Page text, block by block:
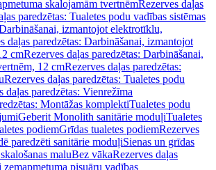
skalojamām tvertnēmRezerves daļas
paredzētas: Tualetes podu vadības sistēmas
izmantojot elektrotīklu,
daļas paredzētas: Darbināšanai, izmantojot
cmRezerves daļas paredzētas: Darbināšanai,
12 cmRezerves daļas paredzētas:
Rezerves daļas paredzētas: Tualetes podu
daļas paredzētas: Vienrežīma
Montāžas komplektiTualetes podu
Geberit Monolith sanitārie moduļiTualetes
podiemGrīdas tualetes podiemRezerves
paredzēti sanitārie moduļiSienas un grīdas
maluBez vākaRezerves daļas
pisuāru vadības